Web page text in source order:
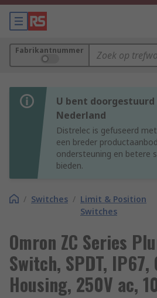
Fabrikantnummer
U bent doorgestuurd
Nederland
Distrelec is gefuseerd
een breder
ondersteuning en betere
bieden.
/ Switches / Limit & Position
Switches
Omron ZC Series
Switch, SPDT, IP67,
Housing, 250V ac,